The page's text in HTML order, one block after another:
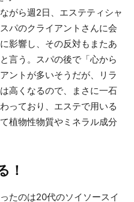
がら週2日、エステティシャ
パのクライアントさんに会
影響し、その反対もまたあ
言う。スパの後で「心から
ントが多いそうだが、リラ
高くなるので、まさに一石
っており、エステで用いる
植物性物質やミネラル成分
！
たのは20代のソイソースイ